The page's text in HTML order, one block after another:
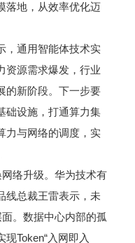
落地，从效率优化迈
通用智能体技术实
资源需求爆发，行业
的新阶段。下一步要
础设施，打通算力集
力与网络的调度，实
络升级。华为技术有
线总裁王雷表示，未
。数据中心内部的孤
Token“入网即入